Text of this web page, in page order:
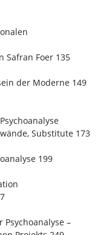
Safran Foer 135
der Moderne 149
Substitute 173
199
–